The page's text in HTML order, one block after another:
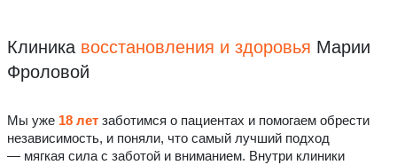
Клиника восстановления и здоровья Марии
Фроловой
Мы уже 18 лет заботимся о пациентах и помогаем обрести
независимость, и поняли, что самый лучший подход
— мягкая сила с заботой и вниманием. Внутри клиники